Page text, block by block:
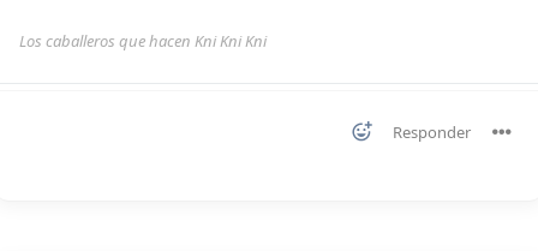
Los caballeros que hacen Kni Kni Kni
Responder